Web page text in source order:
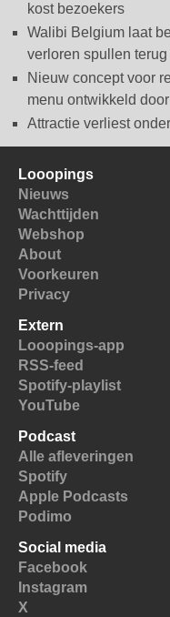
kost bezoekers
Walibi Belgium laat
verloren spullen
Nieuw concept voor
menu ontwikkeld
Attractie verliest
Looopings
Nieuws
Wachttijden
Webshop
About
Voorkeuren
Privacy
Extern
Looopings-app
RSS-feed
Spotify-playlist
YouTube
Podcast
Alle afleveringen
Spotify
Apple Podcasts
Podimo
Social media
Facebook
Instagram
X